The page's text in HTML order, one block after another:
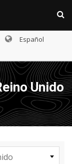
Español
Unido